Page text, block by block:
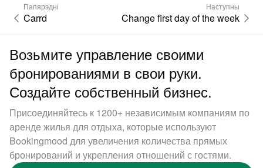
Папярэдні
Carrd
Наступны
Change first day of the week
Возьмите управление своими
бронированиями в свои руки.
Создайте собственный бизнес.
Присоединяйтесь к 1200+ независимым компаниям по
аренде жилья для отдыха, которые используют
Bookingmood для увеличения количества прямых
бронирований и укрепления отношений с гостями.